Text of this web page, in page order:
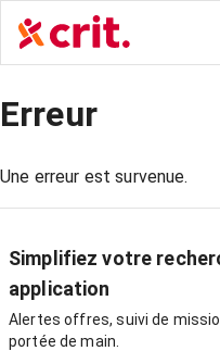
Erreur
Une erreur est survenue.
Simplifiez votre
application
Alertes offres, suivi de
portée de main.